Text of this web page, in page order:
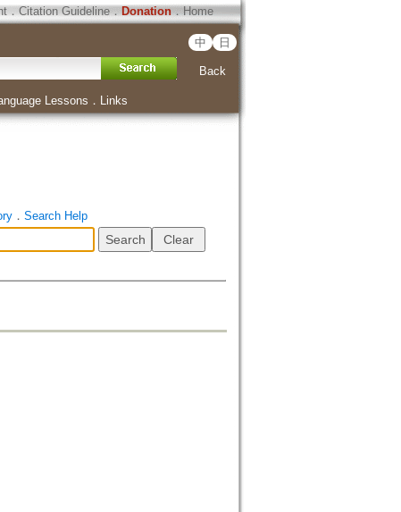
．Citation Guideline． Donation．Home
中 日
Back
Lessons ． Links
． Search Help